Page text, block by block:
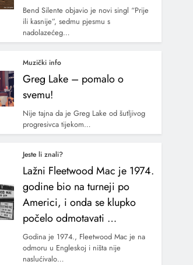
Bend Silente objavio je novi singl “Prije
ili kasnije”, sedmu pjesmu s
nadolazećeg…
Muzički info
Greg Lake – pomalo o
svemu!
Nije tajna da je Greg Lake od šutljivog
progresivca tijekom…
Jeste li znali?
Lažni Fleetwood Mac je 1974.
godine bio na turneji po
Americi, i onda se klupko
počelo odmotavati …
Godina je 1974., Fleetwood Mac je na
odmoru u Engleskoj i ništa nije
naslućivalo…